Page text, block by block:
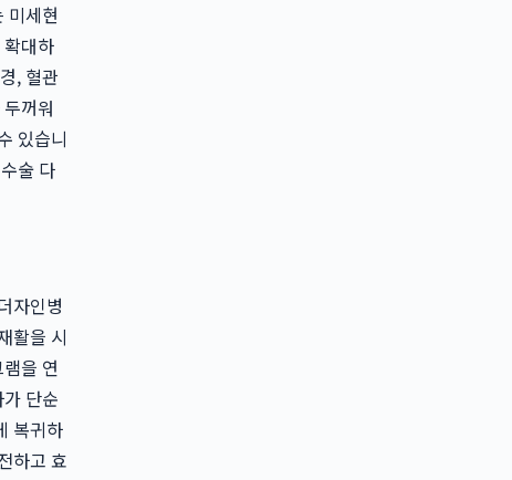
미세현
대하
, 혈관
꺼워
있습니
술 다
자인병
활을 시
을 연
단순
복귀하
하고 효